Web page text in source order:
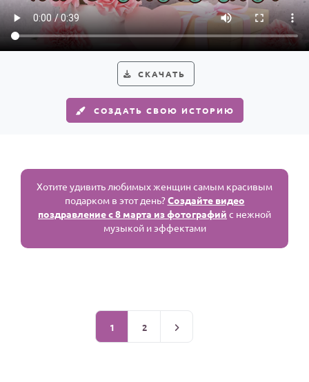
СКАЧАТЬ
СОЗДАТЬ СВОЮ ИСТОРИЮ
Хотите удивить любимых женщин самым красивым
подарком в этот день?Создайте видео
поздравление с 8 марта из фотографий с нежной
музыкой и эффектами
1 2